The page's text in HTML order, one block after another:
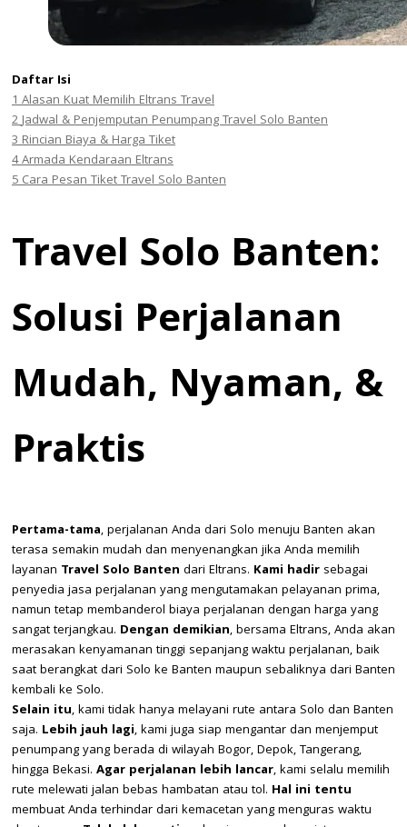
Daftar Isi
1Alasan Kuat Memilih Eltrans Travel
2Jadwal & Penjemputan Penumpang Travel Solo Banten
3Rincian Biaya & Harga Tiket
4Armada Kendaraan Eltrans
5Cara Pesan Tiket Travel Solo Banten
Travel Solo Banten:
Solusi Perjalanan
Mudah, Nyaman, &
Praktis
Pertama-tama, perjalanan Anda dari Solo menuju Banten akan
terasa semakin mudah dan menyenangkan jika Anda memilih
layanan Travel Solo Banten dari Eltrans. Kami hadir sebagai
penyedia jasa perjalanan yang mengutamakan pelayanan prima,
namun tetap membanderol biaya perjalanan dengan harga yang
sangat terjangkau. Dengan demikian, bersama Eltrans, Anda akan
merasakan kenyamanan tinggi sepanjang waktu perjalanan, baik
saat berangkat dari Solo ke Banten maupun sebaliknya dari Banten
kembali ke Solo.
Selain itu, kami tidak hanya melayani rute antara Solo dan Banten
saja. Lebih jauh lagi, kami juga siap mengantar dan menjemput
penumpang yang berada di wilayah Bogor, Depok, Tangerang,
hingga Bekasi. Agar perjalanan lebih lancar, kami selalu memilih
rute melewati jalan bebas hambatan atau tol. Hal ini tentu
membuat Anda terhindar dari kemacetan yang menguras waktu